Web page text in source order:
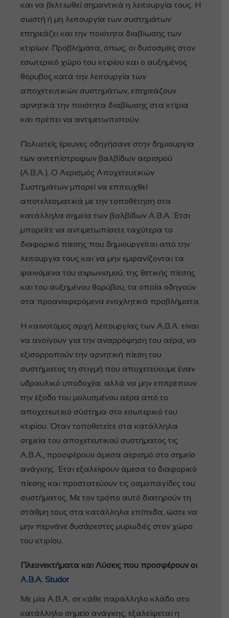
και να βελτιωθεί σημαντικά η λειτουργία τους. Η
σωστή ή μη λειτουργία των συστημάτων
επηρεάζει και την ποιότητα διαβίωσης των
κτιρίων. Προβλήματα, όπως, οι δυσοσμίες στον
εσωτερικό χώρο του κτιρίου και ο αυξημένος
θόρυβος κατά την λειτουργία των
αποχετευτικών συστημάτων, επηρεάζουν
αρνητικά την ποιότητα διαβίωσης στα κτίρια
και πρέπει να αντιμετωπιστούν.
Πολυετείς έρευνες οδηγήσανε στην δημιουργία
των αντεπίστροφων βαλβίδων αερισμού
(Α.Β.Α.). Ο Αερισμός Αποχετευτικών
Συστημάτων μπορεί να επιτευχθεί
αποτελεσματικά με την τοποθέτηση στα
κατάλληλα σημεία των βαλβίδων Α.Β.Α. Έτσι
μπορείτε να αντιμετωπίσετε ταχύτερα το
διαφορικό πίεσης που δημιουργείται από την
λειτουργία τους και να μην εμφανίζονται τα
φαινόμενα του σιφωνισμού, της θετικής πίεσης
και του αυξημένου θορύβου, τα οποία οδηγούν
στα προαναφερόμενα ενοχλητικά προβλήματα.
Η καινοτόμος αρχή λειτουργίας των Α.Β.Α. είναι
να ανοίγουν για την αναρρόφηση του αέρα, να
εξισορροπούν την αρνητική πίεση του
συστήματος τη στιγμή που αποχετεύουμε έναν
υδραυλικό υποδοχέα. αλλά να μην επιτρέπουν
την έξοδο του μολυσμένου αέρα από το
αποχετευτικό σύστημα στο εσωτερικό του
κτιρίου. Όταν τοποθετείτε στα κατάλληλα
σημεία του αποχετευτικού συστήματος τις
Α.Β.Α., προσφέρουν άμεσα αερισμό στο σημείο
ανάγκης. Έτσι εξαλείφουν άμεσα το διαφορικό
πίεσης και προστατεύουν τις οσμοπαγίδες του
συστήματος. Με τον τρόπο αυτό διατηρούν τη
στάθμη τους στα κατάλληλα επίπεδα, ώστε να
μην περνάνε δυσάρεστες μυρωδιές στον χώρο
του κτιρίου.
Πλεονεκτήματα και Λύσεις που προσφέρουν οι
Α.Β.Α. Studor
Με μία Α.Β.Α. σε κάθε παράλληλο κλάδο στο
κατάλληλο σημείο ανάγκης, εξαλείφεται η